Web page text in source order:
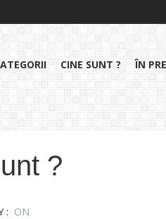
CINE SUNT ? ÎN
?
: ON